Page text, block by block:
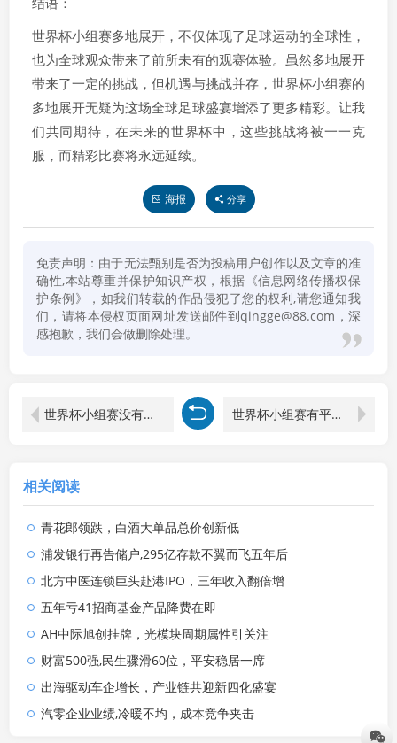
世界杯小组赛多地展开，不仅体现了足球运动的全球性，
也为全球观众带来了前所未有的观赛体验。虽然多地展开
带来了一定的挑战，但机遇与挑战并存，世界杯小组赛的
多地展开无疑为这场全球足球盛宴增添了更多精彩。让我
们共同期待，在未来的世界杯中，这些挑战将被一一克
服，而精彩比赛将永远延续。
海报 分享
免责声明：由于无法甄别是否为投稿用户创作以及文章的准
确性,本站尊重并保护知识产权，根据《信息网络传播权保
护条例》，如我们转载的作品侵犯了您的权利,请您通知我
们，请将本侵权页面网址发送邮件到qingge@88.com，深
感抱歉，我们会做删除处理。
世界杯小组赛没有点球 世界杯小组赛有平局吗
相关阅读
青花郎领跌，白酒大单品总价创新低
浦发银行再告储户,295亿存款不翼而飞五年后
北方中医连锁巨头赴港IPO，三年收入翻倍增
五年亏41招商基金产品降费在即
AH中际旭创挂牌，光模块周期属性引关注
财富500强,民生骤滑60位，平安稳居一席
出海驱动车企增长，产业链共迎新四化盛宴
汽零企业业绩,冷暖不均，成本竞争夹击